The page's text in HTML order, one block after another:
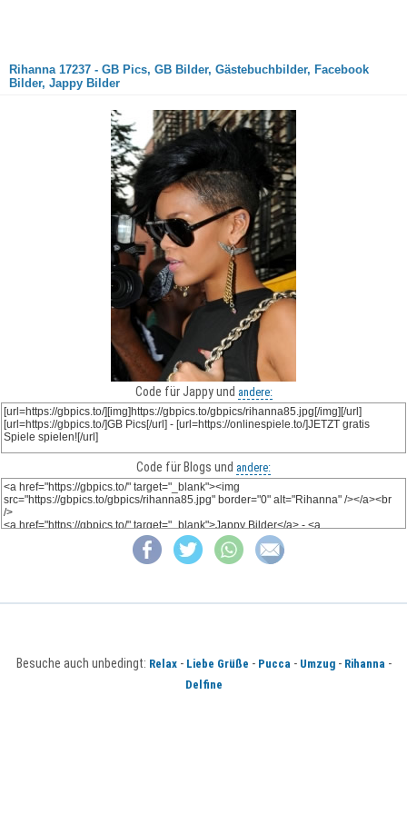
Rihanna 17237 - GB Pics, GB Bilder, Gästebuchbilder, Facebook
Bilder, Jappy Bilder
Code für Jappy und andere:
Code für Blogs und andere:
Besuche auch unbedingt: Relax- Liebe Grüße - Pucca - Umzug- Rihanna -
Delfine